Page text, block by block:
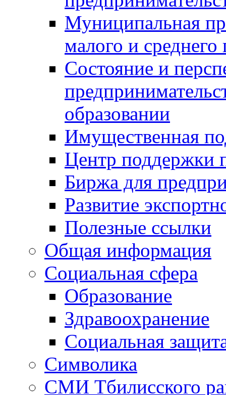
Муниципальная
малого и среднего
Состояние и
образовании
Имущественная
Центр поддержки
Биржа для
Развитие
Полезные ссылки
Общая информация
Социальная сфера
Образование
Здравоохранение
Социальная
Символика
СМИ Тбилисского